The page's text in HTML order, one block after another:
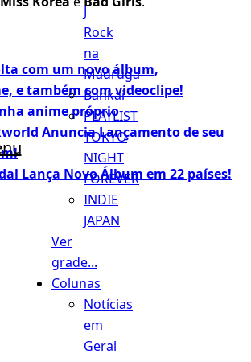
J
Rock
na
Madruga
Bankai
PLAYLIST
TOKYO
NIGHT
FOREVER
INDIE
JAPAN
Ver
grade...
Colunas
Notícias
em
Geral
com um novo álbum,
e também com videoclipe!
anime próprio
Anuncia Lançamento de seu
Lança Novo Álbum em 22 países!